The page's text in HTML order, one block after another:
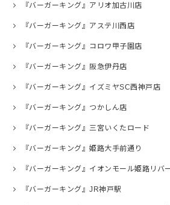
『バーガーキング』アリオ加古川店
『バーガーキング』アステ川西店
『バーガーキング』コロワ甲子園店
『バーガーキング』阪急伊丹店
『バーガーキング』イズミヤSC西神戸店
『バーガーキング』つかしん店
『バーガーキング』三宮いくたロード
『バーガーキング』姫路大手前通り
『バーガーキング』イオンモール姫路リバ
『バーガーキング』JR神戸駅